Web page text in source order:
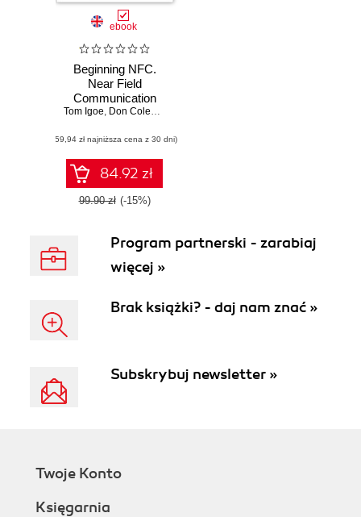
ebook
Beginning NFC.
Near Field
Communication
with Arduino,
PhoneGap
Tom Igoe, Don Coleman
(59,94 zł najniższa cena z 30 dni)
84.92 zł
99.90 zł (-15%)
Program partnerski - zarabiaj
więcej »
Brak książki? - daj nam znać »
Subskrybuj newsletter »
Twoje Konto
Księgarnia